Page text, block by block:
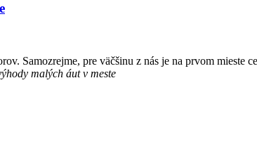
Samozrejme, pre väčšinu z nás je na prvom
malých áut v meste